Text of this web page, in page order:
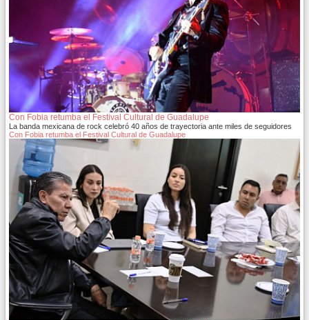
Con Fobia retumba el Festival Cultural de Guadalupe
La banda mexicana de rock celebró 40 años de trayectoria ante miles de seguidores
Con Fobia retumba el Festival Cultural de Guadalupe